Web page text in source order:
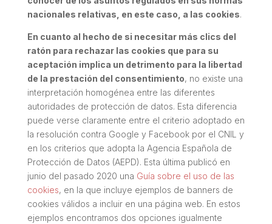
nacionales relativas, en este caso, a las cookies.
En cuanto al hecho de si necesitar más clics del
ratón para rechazar las cookies que para su
aceptación implica un detrimento para la libertad
de la prestación del consentimiento, no existe una
interpretación homogénea entre las diferentes
autoridades de protección de datos. Esta diferencia
puede verse claramente entre el criterio adoptado en
la resolución contra Google y Facebook por el CNIL y
en los criterios que adopta la Agencia Española de
Protección de Datos (AEPD). Esta última publicó en
junio del pasado 2020 una Guía sobre el uso de las
cookies, en la que incluye ejemplos de banners de
cookies válidos a incluir en una página web. En estos
ejemplos encontramos dos opciones igualmente